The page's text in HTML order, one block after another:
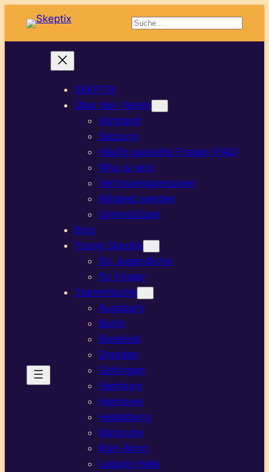
Suchen
SKEPTIX
Über den Verein
Vorstand
Satzung
Häufig gestellte Fragen (FAQ)
Who is who
Vertrauenspersonen
Mitglied werden
Unterstützen
Blog
Young Skeptix
für Jugendliche
für Kinder
Stammtische
Augsburg
Berlin
Bielefeld
Dresden
Göttingen
Hamburg
Hannover
Heidelberg
Karlsruhe
Köln-Bonn
Leipzig-Halle